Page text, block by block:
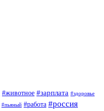
#животное #зарплата #здоровье
#пьяный #работа #россия